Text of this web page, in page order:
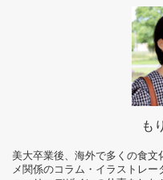
も
美大卒業後、海外で多くの食
メ関係のコラム・イラストレ